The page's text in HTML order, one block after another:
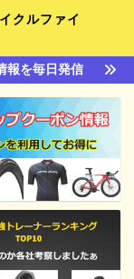
クルファイ
報を毎日発信